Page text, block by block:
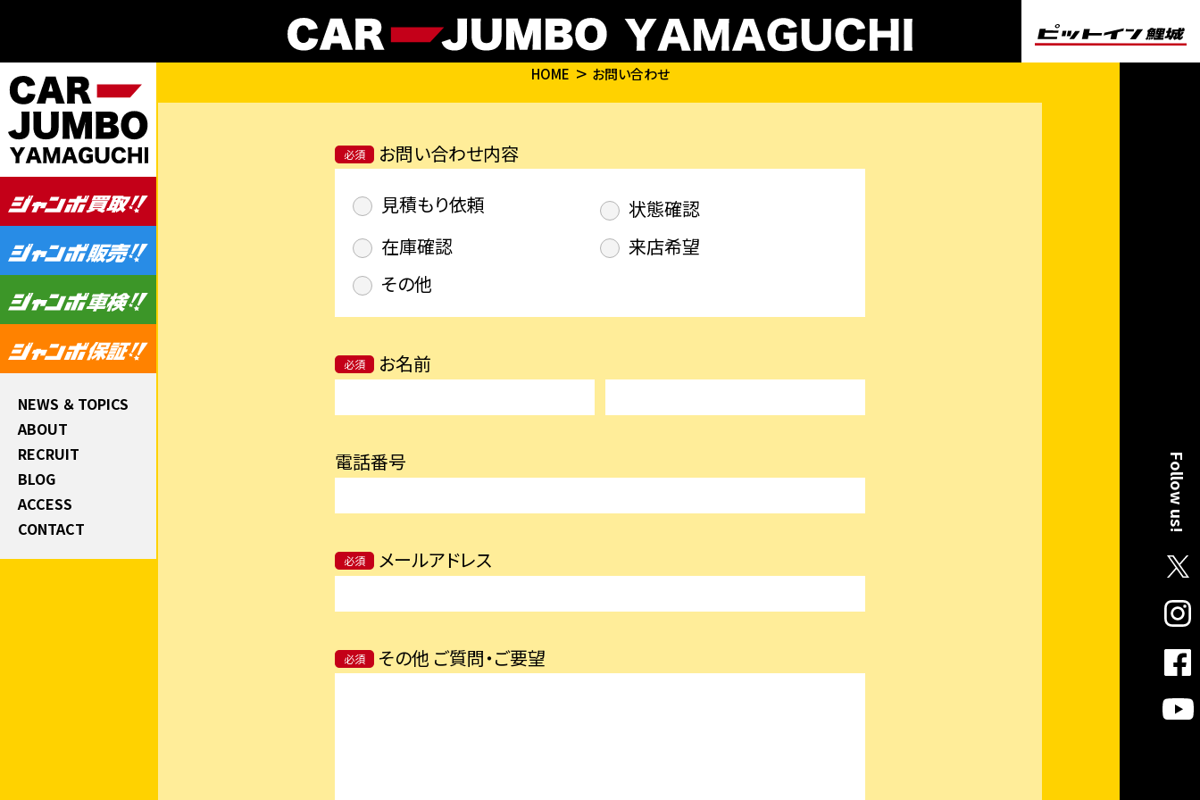
NEWS ＆ TOPICS
ABOUT
RECRUIT
BLOG
ACCESS
CONTACT
Follow us!
HOME お問い合わせ
必須
お問い合わせ内容
見積もり依頼
状態確認
在庫確認
来店希望
その他
必須 お名前
電話番号
必須 メールアドレス
必須 その他 ご質問・ご要望